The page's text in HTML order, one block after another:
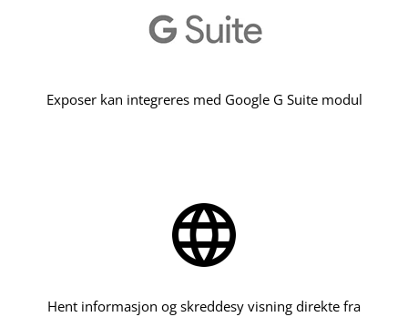
Exposer kan integreres med Google G Suite modul
Hent informasjon og skreddesy visning direkte fra